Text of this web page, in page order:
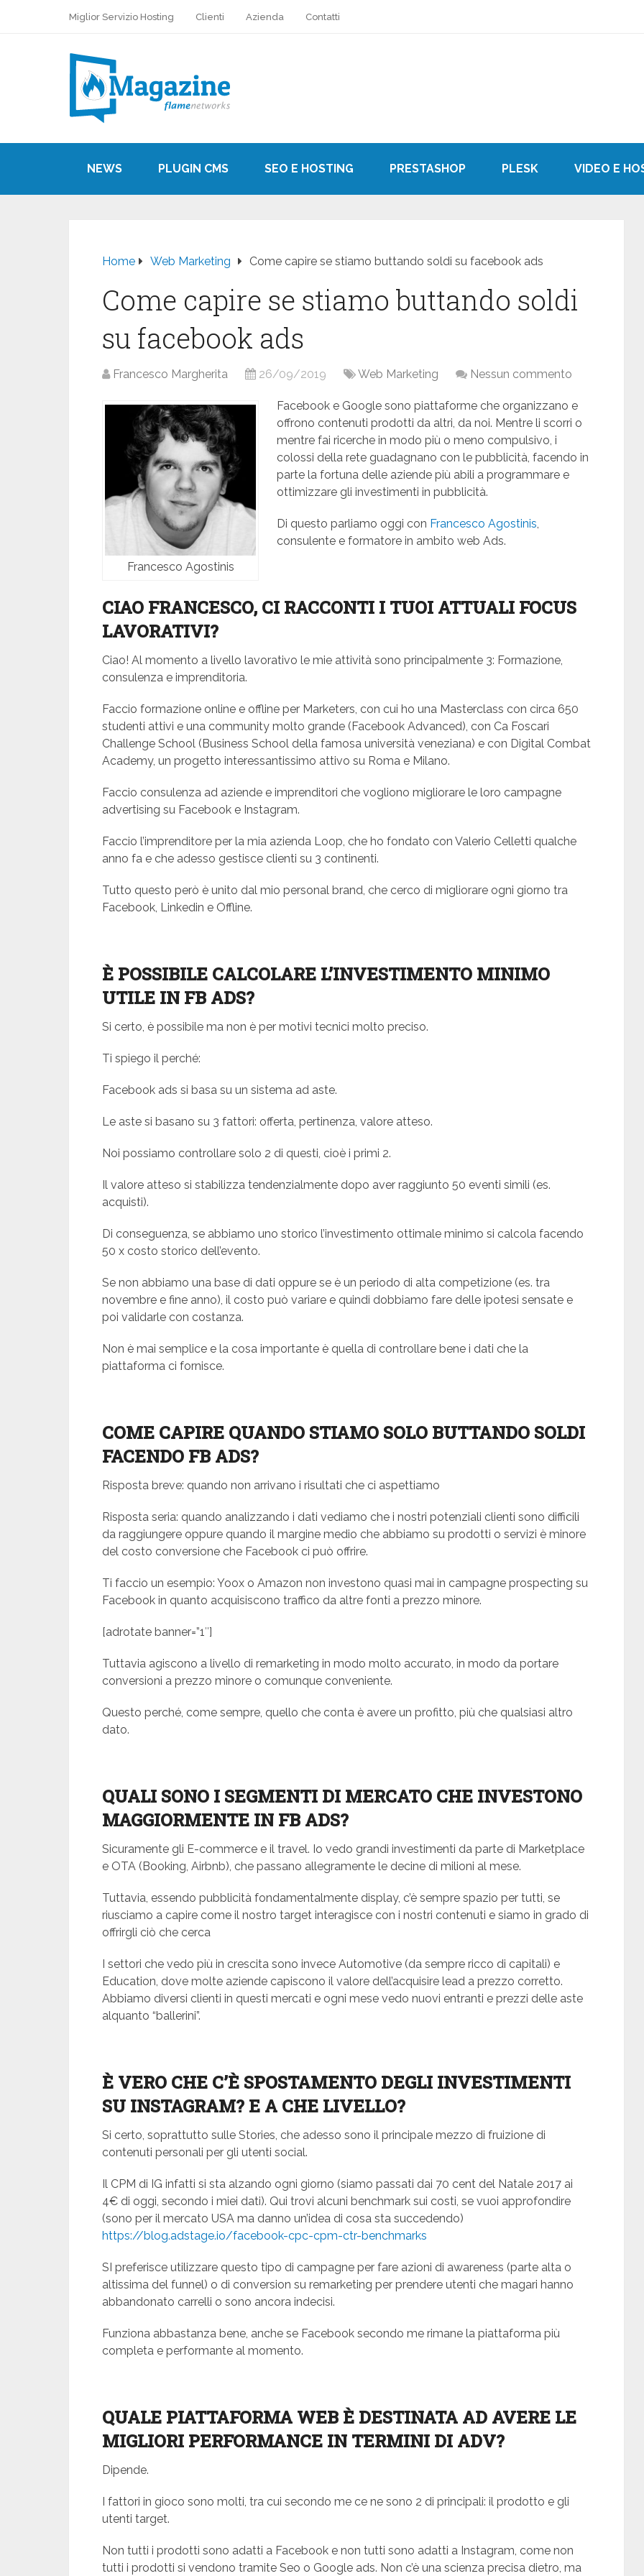
Miglior Servizio Hosting Clienti Azienda Contatti
NEWS PLUGIN CMS SEO E HOSTING PRESTASHOP PLESK VIDEO E
Home Web Marketing Come capire se stiamo buttando soldi su facebook ads
Come capire se stiamo buttando soldi
su facebook ads
Francesco Margherita 26/09/2019 Web Marketing Nessun commento
Francesco Agostinis
Facebook e Google sono piattaforme che organizzano e
offrono contenuti prodotti da altri, da noi. Mentre li scorri o
mentre fai ricerche in modo più o meno compulsivo, i
colossi della rete guadagnano con le pubblicità, facendo in
parte la fortuna delle aziende più abili a programmare e
ottimizzare gli investimenti in pubblicità.
Di questo parliamo oggi con Francesco Agostinis
consulente e formatore in ambito web Ads.
CIAO FRANCESCO, CI RACCONTI I TUOI ATTUALI FOCUS
LAVORATIVI?
Ciao! Al momento a livello lavorativo le mie attività sono principalmente 3: Formazione,
consulenza e imprenditoria.
Faccio formazione online e offline per Marketers, con cui ho una Masterclass con circa 650
studenti attivi e una community molto grande (Facebook Advanced), con Ca Foscari
Challenge School (Business School della famosa università veneziana) e con Digital Combat
Academy, un progetto interessantissimo attivo su Roma e Milano.
Faccio consulenza ad aziende e imprenditori che vogliono migliorare le loro campagne
advertising su Facebook e Instagram.
Faccio l’imprenditore per la mia azienda Loop, che ho fondato con Valerio Celletti qualche
anno fa e che adesso gestisce clienti su 3 continenti.
Tutto questo però è unito dal mio personal brand, che cerco di migliorare ogni giorno tra
Facebook, Linkedin e Offline.
È POSSIBILE CALCOLARE L’INVESTIMENTO MINIMO
UTILE IN FB ADS?
Si certo, è possibile ma non è per motivi tecnici molto preciso.
Ti spiego il perché:
Facebook ads si basa su un sistema ad aste.
Le aste si basano su 3 fattori: offerta, pertinenza, valore atteso.
Noi possiamo controllare solo 2 di questi, cioè i primi 2.
Il valore atteso si stabilizza tendenzialmente dopo aver raggiunto 50 eventi simili (es.
acquisti).
Di conseguenza, se abbiamo uno storico l’investimento ottimale minimo si calcola facendo
50 x costo storico dell’evento.
Se non abbiamo una base di dati oppure se è un periodo di alta competizione (es. tra
novembre e fine anno), il costo può variare e quindi dobbiamo fare delle ipotesi sensate e
poi validarle con costanza.
Non è mai semplice e la cosa importante è quella di controllare bene i dati che la
piattaforma ci fornisce.
COME CAPIRE QUANDO STIAMO SOLO BUTTANDO SOLDI
FACENDO FB ADS?
Risposta breve: quando non arrivano i risultati che ci aspettiamo
Risposta seria: quando analizzando i dati vediamo che i nostri potenziali clienti sono difficili
da raggiungere oppure quando il margine medio che abbiamo su prodotti o servizi è minore
del costo conversione che Facebook ci può offrire.
Ti faccio un esempio: Yoox o Amazon non investono quasi mai in campagne prospecting su
Facebook in quanto acquisiscono traffico da altre fonti a prezzo minore.
[adrotate banner=”1″]
Tuttavia agiscono a livello di remarketing in modo molto accurato, in modo da portare
conversioni a prezzo minore o comunque conveniente.
Questo perché, come sempre, quello che conta è avere un profitto, più che qualsiasi altro
dato.
QUALI SONO I SEGMENTI DI MERCATO CHE INVESTONO
MAGGIORMENTE IN FB ADS?
Sicuramente gli E-commerce e il travel. Io vedo grandi investimenti da parte di Marketplace
e OTA (Booking, Airbnb), che passano allegramente le decine di milioni al mese.
Tuttavia, essendo pubblicità fondamentalmente display, c’è sempre spazio per tutti, se
riusciamo a capire come il nostro target interagisce con i nostri contenuti e siamo in grado di
offrirgli ciò che cerca
I settori che vedo più in crescita sono invece Automotive (da sempre ricco di capitali) e
Education, dove molte aziende capiscono il valore dell’acquisire lead a prezzo corretto.
Abbiamo diversi clienti in questi mercati e ogni mese vedo nuovi entranti e prezzi delle aste
alquanto “ballerini”.
È VERO CHE C’È SPOSTAMENTO DEGLI INVESTIMENTI
SU INSTAGRAM? E A CHE LIVELLO?
Si certo, soprattutto sulle Stories, che adesso sono il principale mezzo di fruizione di
contenuti personali per gli utenti social.
Il CPM di IG infatti si sta alzando ogni giorno (siamo passati dai 70 cent del Natale 2017 ai
4€ di oggi, secondo i miei dati). Qui trovi alcuni benchmark sui costi, se vuoi approfondire
(sono per il mercato USA ma danno un’idea di cosa sta succedendo)
https://blog.adstage.io/facebook-cpc-cpm-ctr-benchmarks
SI preferisce utilizzare questo tipo di campagne per fare azioni di awareness (parte alta o
altissima del funnel) o di conversion su remarketing per prendere utenti che magari hanno
abbandonato carrelli o sono ancora indecisi.
Funziona abbastanza bene, anche se Facebook secondo me rimane la piattaforma più
completa e performante al momento.
QUALE PIATTAFORMA WEB È DESTINATA AD AVERE LE
MIGLIORI PERFORMANCE IN TERMINI DI ADV?
Dipende.
I fattori in gioco sono molti, tra cui secondo me ce ne sono 2 di principali: il prodotto e gli
utenti target.
Non tutti i prodotti sono adatti a Facebook e non tutti sono adatti a Instagram, come non
tutti i prodotti si vendono tramite Seo o Google ads. Non c’è una scienza precisa dietro, ma